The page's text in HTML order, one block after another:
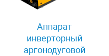
Аппарат
инверторный
аргонодуговой